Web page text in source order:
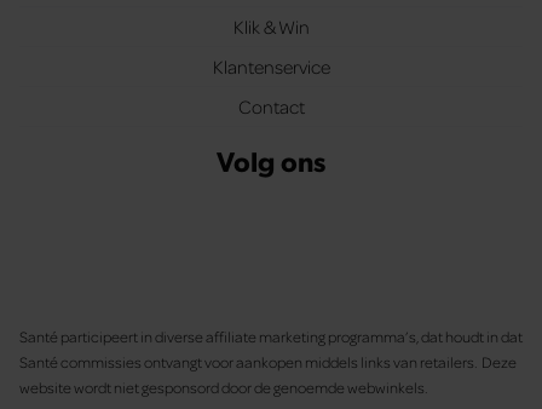
Klik & Win
Klantenservice
Contact
Volg ons
Santé participeert in diverse affiliate marketing programma’s, dat houdt in dat
Santé commissies ontvangt voor aankopen middels links van retailers. Deze
website wordt niet gesponsord door de genoemde webwinkels.